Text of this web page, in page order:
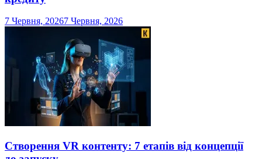
7 Червня, 20267 Червня, 2026
Створення VR контенту: 7 етапів від концепції